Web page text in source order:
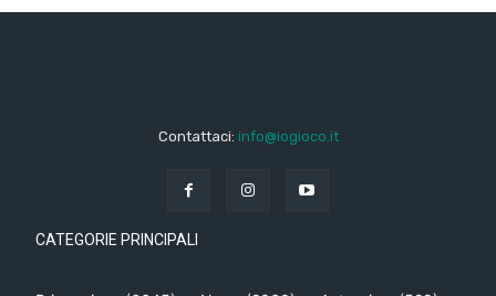
Contattaci: info@iogioco.it
CATEGORIE PRINCIPALI